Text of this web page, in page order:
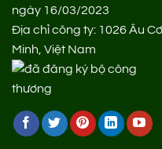
ngày 16/03/2023
Địa chỉ công ty: 1026 Âu
Minh, Việt Nam